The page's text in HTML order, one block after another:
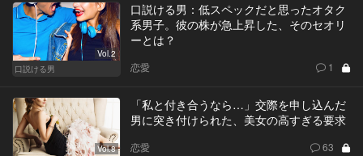
Vol.2
口説ける男
口説ける男：低スペックだと思ったオタク
系男子。彼の株が急上昇した、そのセオリ
ーとは？
恋愛 1
Vol.8
「私と付き合うなら…」交際を申し込んだ
男に突き付けられた、美女の高すぎる要求
恋愛 63